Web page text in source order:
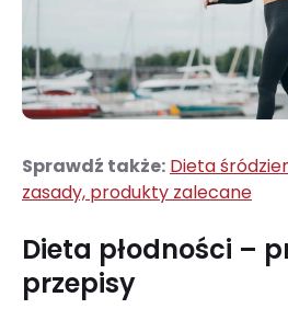
Sprawdź także: Dieta
zasady, produkty zalecane
Dieta płodności –
przepisy